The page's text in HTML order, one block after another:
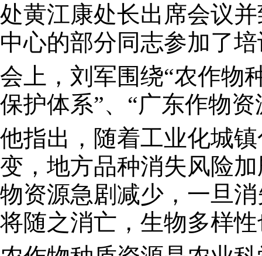
处黄江康处长出席会议
中心的部分同志参加了
会上，刘军围绕“农作物
保护体系”、“广东作物
他指出，随着工业化城
变，地方品种消失风险
物资源急剧减少，一旦
将随之消亡，生物多样